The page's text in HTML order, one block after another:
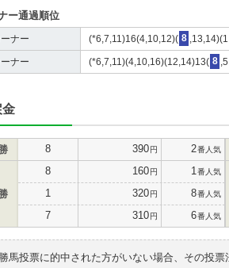
ー通過順位
ナー (*6,7,11)16(4,10,12)( 8
ナー (*6,7,11)(4,10,16)(12,14)13( 8
金
8 390円 2番人気
8 160円 1 番人気
1 320円 8番人気
7 310円 6番人気
勝馬投票に的中された方がいない場合、その投